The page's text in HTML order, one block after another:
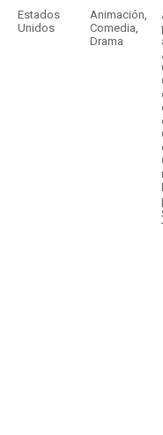
Estados
Unidos
Animación,
Comedia,
Drama